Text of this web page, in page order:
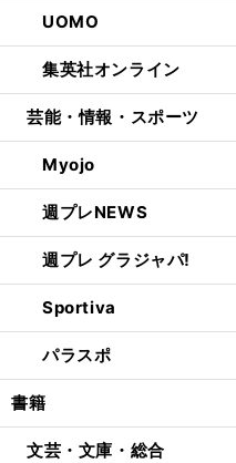
UOMO
集英社オンライン
芸能・情報・スポーツ
Myojo
週プレNEWS
週プレ グラジャパ!
Sportiva
パラスポ
書籍
文芸・文庫・総合